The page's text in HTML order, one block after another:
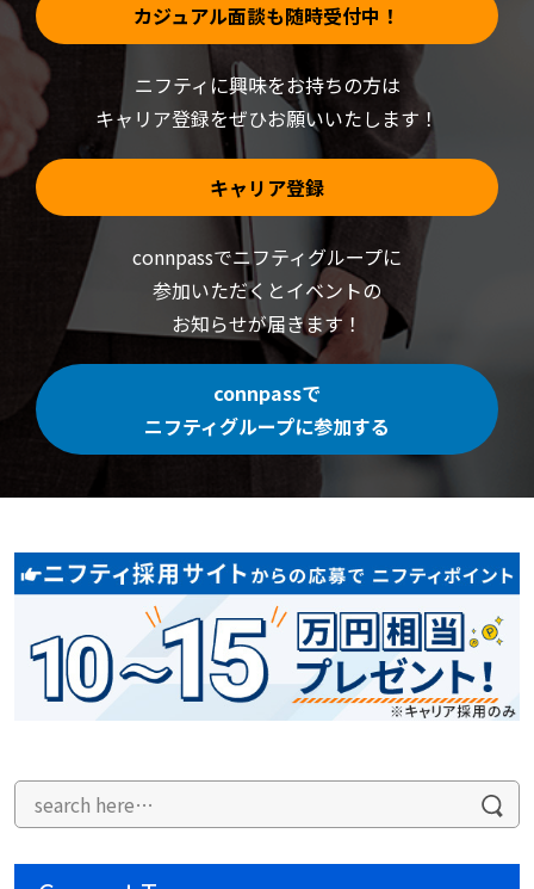
カジュアル面談も随時受付中！
ニフティに興味をお持ちの方は
キャリア登録をぜひお願いいたします！
キャリア登録
connpassでニフティグループに
参加いただくとイベントの
お知らせが届きます！
connpassで
ニフティグループに参加する